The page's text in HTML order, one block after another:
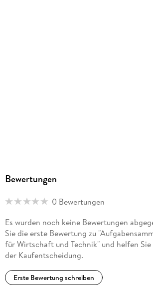
Bewertungen
0 Bewertungen
Es wurden noch keine Bewertungen
Sie die erste Bewertung zu
für Wirtschaft und Technik" und helfen
der Kaufentscheidung.
Erste Bewertung schreiben